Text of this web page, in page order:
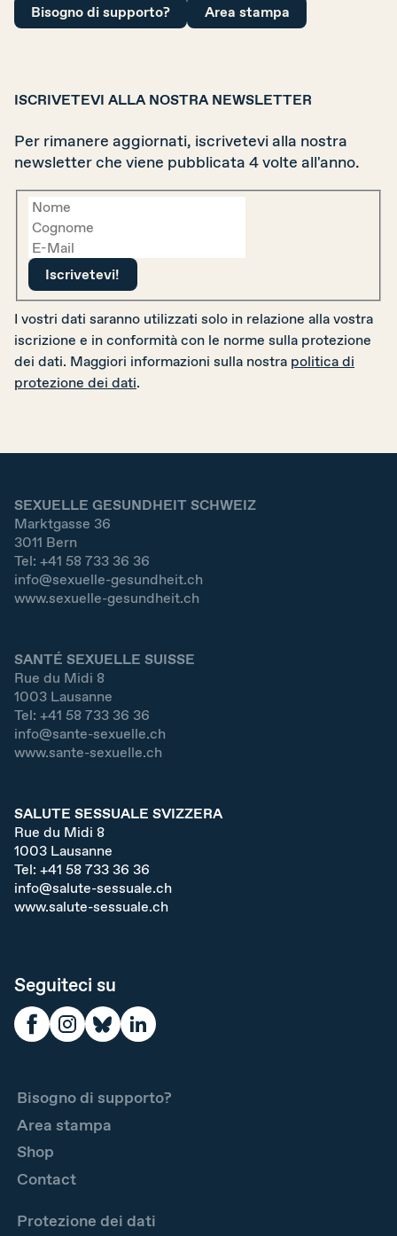
Bisogno di supporto?
Area stampa
ISCRIVETEVI ALLA NOSTRA NEWSLETTER
Per rimanere aggiornati, iscrivetevi alla nostra
newsletter che viene pubblicata 4 volte all'anno.
I vostri dati saranno utilizzati solo in relazione alla vostra
iscrizione e in conformità con le norme sulla protezione
dei dati. Maggiori informazioni sulla nostra politica di
protezione dei dati.
SEXUELLE GESUNDHEIT SCHWEIZ
Marktgasse 36
3011 Bern
Tel: +41 58 733 36 36
info@sexuelle-gesundheit.ch
www.sexuelle-gesundheit.ch
SANTÉ SEXUELLE SUISSE
Rue du Midi 8
1003 Lausanne
Tel: +41 58 733 36 36
info@sante-sexuelle.ch
www.sante-sexuelle.ch
SALUTE SESSUALE SVIZZERA
Rue du Midi 8
1003 Lausanne
Tel: +41 58 733 36 36
info@salute-sessuale.ch
www.salute-sessuale.ch
Seguiteci su
Bisogno di supporto?
Area stampa
Shop
Contact
Protezione dei dati